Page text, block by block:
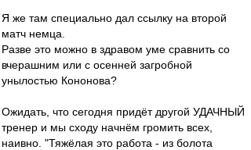
Я же там специально дал ссылку на второй
матч немца.
Разве это можно в здравом уме сравнить со
вчерашним или с осенней загробной
унылостью Кононова?
Ожидать, что сегодня придёт другой УДАЧНЫЙ
тренер и мы сходу начнём громить всех,
наивно. "Тяжёлая это работа - из болота